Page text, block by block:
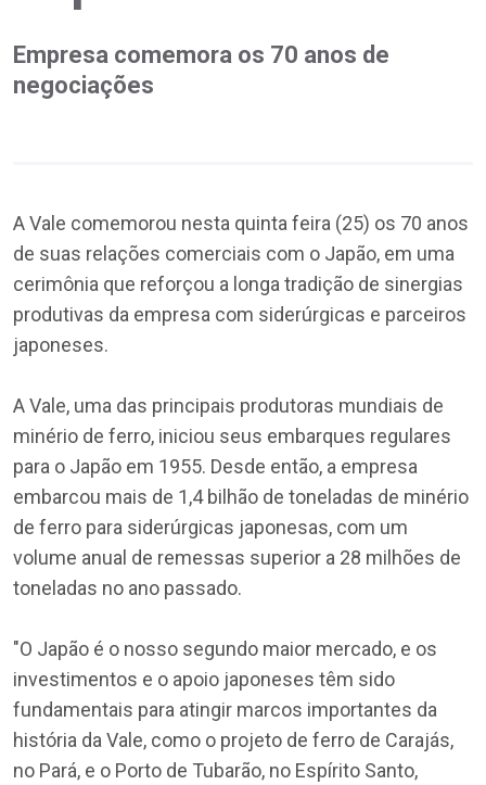
Empresa comemora os 70 anos de
negociações
A Vale comemorou nesta quinta feira (25) os 70 anos
de suas relações comerciais com o Japão, em uma
cerimônia que reforçou a longa tradição de sinergias
produtivas da empresa com siderúrgicas e parceiros
japoneses.
A Vale, uma das principais produtoras mundiais de
minério de ferro, iniciou seus embarques regulares
para o Japão em 1955. Desde então, a empresa
embarcou mais de 1,4 bilhão de toneladas de minério
de ferro para siderúrgicas japonesas, com um
volume anual de remessas superior a 28 milhões de
toneladas no ano passado.
"O Japão é o nosso segundo maior mercado, e os
investimentos e o apoio japoneses têm sido
fundamentais para atingir marcos importantes da
história da Vale, como o projeto de ferro de Carajás,
no Pará, e o Porto de Tubarão, no Espírito Santo,